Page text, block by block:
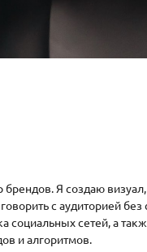
Я создаю
с аудиторией
сетей, а
и алгоритмов.